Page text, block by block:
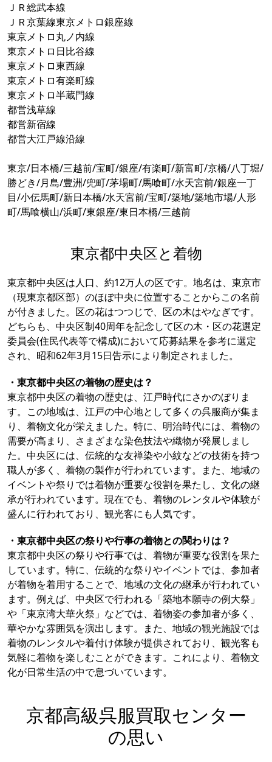
ＪＲ総武本線
ＪＲ京葉線東京メトロ銀座線
東京メトロ丸ノ内線
東京メトロ日比谷線
東京メトロ東西線
東京メトロ有楽町線
東京メトロ半蔵門線
都営浅草線
都営新宿線
都営大江戸線沿線
東京/日本橋/三越前/宝町/銀座/有楽町/新富町/京橋/八丁堀/
勝どき/月島/豊洲/兜町/茅場町/馬喰町/水天宮前/銀座一丁
目/小伝馬町/新日本橋/水天宮前/宝町/築地/築地市場/人形
町/馬喰横山/浜町/東銀座/東日本橋/三越前
東京都中央区と着物
東京都中央区は人口、約12万人の区です。地名は、東京市
（現東京都区部）のほぼ中央に位置することからこの名前
が付きました。区の花はつつじで、区の木はやなぎです。
どちらも、中央区制40周年を記念して区の木・区の花選定
委員会(住民代表等で構成)において応募結果を参考に選定
され、昭和62年3月15日告示により制定されました。
・東京都中央区の着物の歴史は？
東京都中央区の着物の歴史は、江戸時代にさかのぼりま
す。この地域は、江戸の中心地として多くの呉服商が集ま
り、着物文化が栄えました。特に、明治時代には、着物の
需要が高まり、さまざまな染色技法や織物が発展しまし
た。中央区には、伝統的な友禅染や小紋などの技術を持つ
職人が多く、着物の製作が行われています。また、地域の
イベントや祭りでは着物が重要な役割を果たし、文化の継
承が行われています。現在でも、着物のレンタルや体験が
盛んに行われており、観光客にも人気です。
・東京都中央区の祭りや行事の着物との関わりは？
東京都中央区の祭りや行事では、着物が重要な役割を果た
しています。特に、伝統的な祭りやイベントでは、参加者
が着物を着用することで、地域の文化の継承が行われてい
ます。例えば、中央区で行われる「築地本願寺の例大祭」
や「東京湾大華火祭」などでは、着物姿の参加者が多く、
華やかな雰囲気を演出します。また、地域の観光施設では
着物のレンタルや着付け体験が提供されており、観光客も
気軽に着物を楽しむことができます。これにより、着物文
化が日常生活の中で息づいています。
京都高級呉服買取センター
の思い